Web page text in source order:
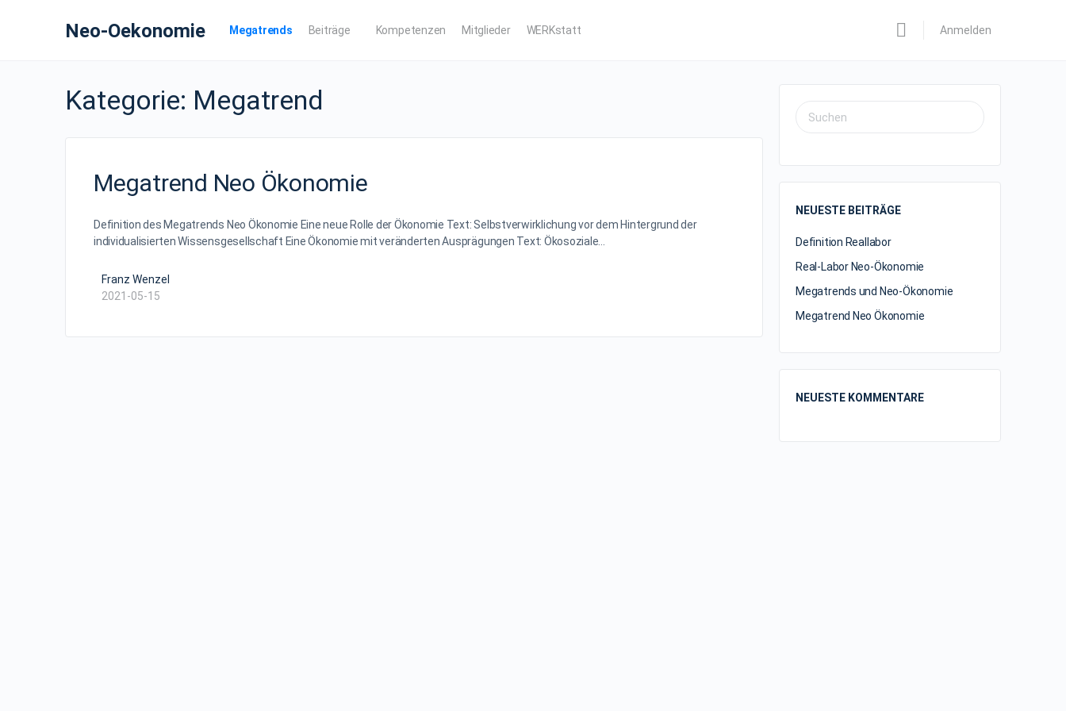
Neo-Oekonomie Megatrends Beiträge Kompetenzen Mitglieder WERKstatt Anmelden
Kategorie: Megatrend
Megatrend Neo Ökonomie
Definition des Megatrends Neo Ökonomie Eine neue Rolle der Ökonomie Text: Selbstverwirklichung vor dem Hintergrund der
individualisierten Wissensgesellschaft Eine Ökonomie mit veränderten Ausprägungen Text: Ökosoziale…
Franz Wenzel
2021-05-15
NEUESTE BEITRÄGE
Definition Reallabor
Real-Labor Neo-Ökonomie
Megatrends und Neo-Ökonomie
Megatrend Neo Ökonomie
NEUESTE KOMMENTARE